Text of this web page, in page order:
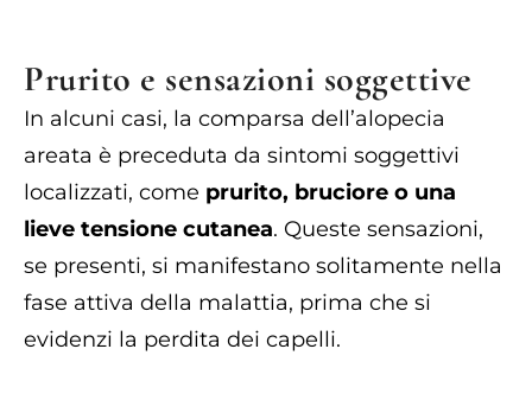
Prurito e sensazioni soggettive
In alcuni casi, la comparsa dell’alopecia
areata è preceduta da sintomi soggettivi
localizzati, come prurito, bruciore o una
lieve tensione cutanea. Queste sensazioni,
se presenti, si manifestano solitamente nella
fase attiva della malattia, prima che si
evidenzi la perdita dei capelli.